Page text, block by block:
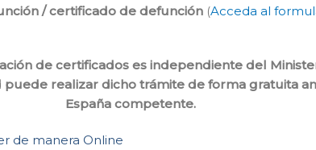
/ certificado de defunción (Acceda al
de certificados es independiente del
puede realizar dicho trámite de forma gratuita
España competente.
de manera Online